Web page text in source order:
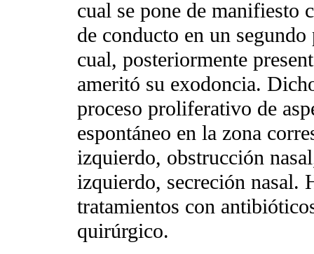
cual se pone de manifiesto
de conducto en un
cual, posteriormente
ameritó su exodoncia.
proceso proliferativo de
espontáneo en la zona
izquierdo, obstrucción
izquierdo, secreción nasal.
tratamientos con
quirúrgico.